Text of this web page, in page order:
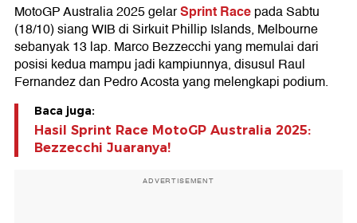
MotoGP Australia 2025 gelarSprint Racepada Sabtu
(18/10) siang WIB di Sirkuit Phillip Islands, Melbourne
sebanyak 13 lap. Marco Bezzecchi yang memulai dari
posisi kedua mampu jadi kampiunnya, disusul Raul
Fernandez dan Pedro Acosta yang melengkapi podium.
Baca juga:
Hasil Sprint Race MotoGP Australia 2025:
Bezzecchi Juaranya!
ADVERTISEMENT